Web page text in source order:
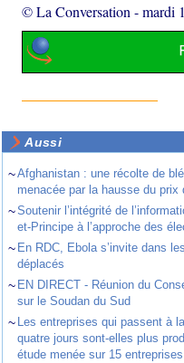
© La Conversation -mardi
Aussi
~Afghanistan : une récolte de
menacée par la hausse du prix
~Soutenir l’intégrité de
et-Principe à l’approche des
~ En RDC, Ebola s’invite dans
déplacés
~ EN DIRECT - Réunion du
sur le Soudan du Sud
~ Les entreprises qui passent à
quatre jours sont-elles plus
étude menée sur 15